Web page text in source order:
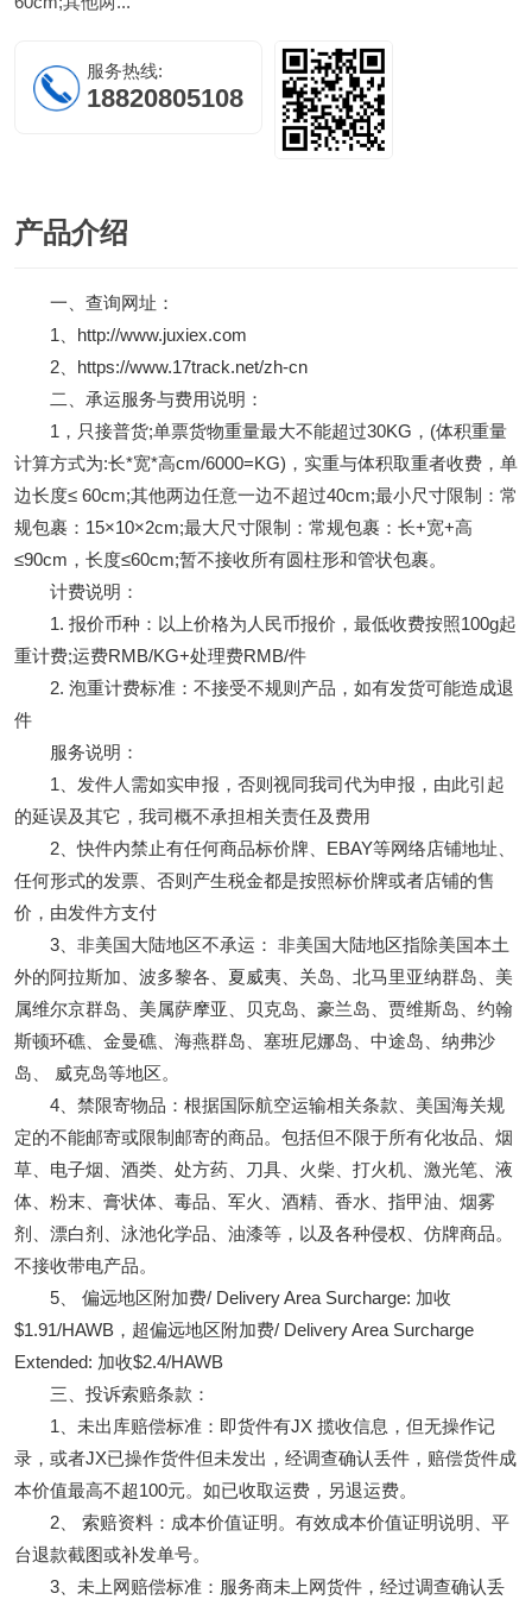
服务热线:
18820805108
产品介绍
一、查询网址：
1、http://www.juxiex.com
2、https://www.17track.net/zh-cn
二、承运服务与费用说明：
1，只接普货;单票货物重量最大不能超过30KG，(体积重量
计算方式为:长*宽*高cm/6000=KG)，实重与体积取重者收费，单
边长度≤ 60cm;其他两边任意一边不超过40cm;最小尺寸限制：常
规包裹：15×10×2cm;最大尺寸限制：常规包裹：长+宽+高
≤90cm，长度≤60cm;暂不接收所有圆柱形和管状包裹。
计费说明：
1. 报价币种：以上价格为人民币报价，最低收费按照100g起
重计费;运费RMB/KG+处理费RMB/件
2. 泡重计费标准：不接受不规则产品，如有发货可能造成退
件
服务说明：
1、发件人需如实申报，否则视同我司代为申报，由此引起
的延误及其它，我司概不承担相关责任及费用
2、快件内禁止有任何商品标价牌、EBAY等网络店铺地址、
任何形式的发票、否则产生税金都是按照标价牌或者店铺的售
价，由发件方支付
3、非美国大陆地区不承运： 非美国大陆地区指除美国本土
外的阿拉斯加、波多黎各、夏威夷、关岛、北马里亚纳群岛、美
属维尔京群岛、美属萨摩亚、贝克岛、豪兰岛、贾维斯岛、约翰
斯顿环礁、金曼礁、海燕群岛、塞班尼娜岛、中途岛、纳弗沙
岛、 威克岛等地区。
4、禁限寄物品：根据国际航空运输相关条款、美国海关规
定的不能邮寄或限制邮寄的商品。包括但不限于所有化妆品、烟
草、电子烟、酒类、处方药、刀具、火柴、打火机、激光笔、液
体、粉末、膏状体、毒品、军火、酒精、香水、指甲油、烟雾
剂、漂白剂、泳池化学品、油漆等，以及各种侵权、仿牌商品。
不接收带电产品。
5、 偏远地区附加费/ Delivery Area Surcharge: 加收
$1.91/HAWB，超偏远地区附加费/ Delivery Area Surcharge
Extended: 加收$2.4/HAWB
三、投诉索赔条款：
1、未出库赔偿标准：即货件有JX 揽收信息，但无操作记
录，或者JX已操作货件但未发出，经调查确认丢件，赔偿货件成
本价值最高不超100元。如已收取运费，另退运费。
2、 索赔资料：成本价值证明。有效成本价值证明说明、平
台退款截图或补发单号。
3、未上网赔偿标准：服务商未上网货件，经过调查确认丢